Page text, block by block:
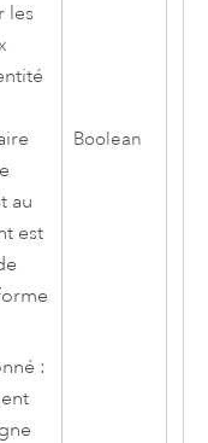
les
au
est
:
Boolean